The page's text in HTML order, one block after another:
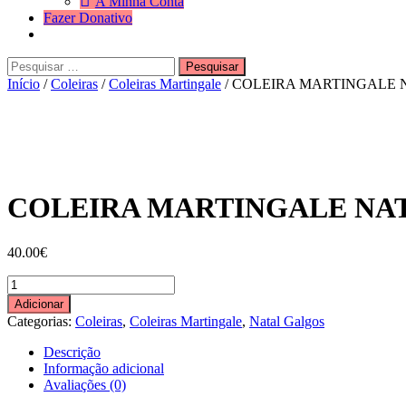
Fazer Donativo
Search
Pesquisar
por:
Início /Coleiras /Coleiras Martingale / COLEIRA MARTINGALE
COLEIRA MARTINGALE
40.00€
Quantidade
de
COLEIRA
MARTINGALE
NATAL
Adicionar
Categorias: Coleiras, Coleiras Martingale, Natal Galgos
Descrição
Informação adicional
Avaliações (0)